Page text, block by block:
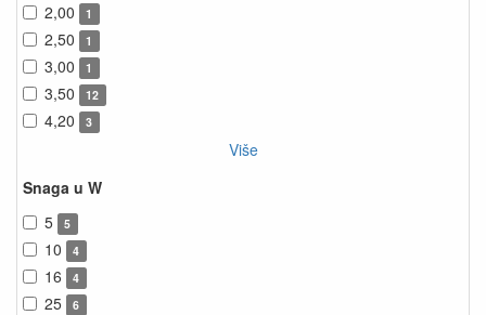
2,00
1
2,50 1
3,00 1
3,50 12
4,20 3
Više
Snaga u W
5
5
10 4
16 4
25 6